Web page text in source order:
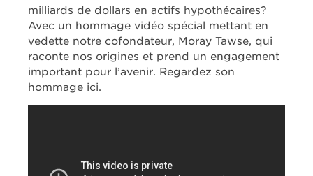
milliards de dollars en actifs hypothécaires?
Avec un hommage vidéo spécial mettant en
vedette notre cofondateur, Moray Tawse, qui
raconte nos origines et prend un engagement
important pour l’avenir. Regardez son
hommage ici.